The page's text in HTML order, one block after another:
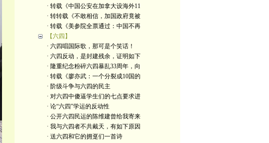
· 转载《中国公安在加拿大设海外11
· 转转载《不敢相信，加国政府竟被
· 转载《美参院全票通过：中国不再
【六四】
· 六四唱国际歌，那可是个笑话！
· 六四反动，是封建残余，证明如下
· 隆重纪念粉碎六四暴乱33周年，向
· 转载《廖亦武：一个分裂成10国的
· 阶级斗争与六四的民主
· 对六四中傻逼学生们的七点要求进
· 论“六四”学运的反动性
· 公开六四民运的陈维建曾给我寄来
· 我与六四者不共戴天，有如下原因
· 送六四和它的拥趸们一首诗